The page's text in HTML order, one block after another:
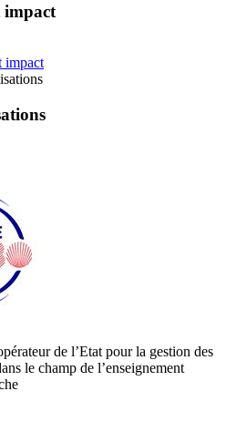
impact
impact
de l’Etat pour la gestion des
le champ de l’enseignement